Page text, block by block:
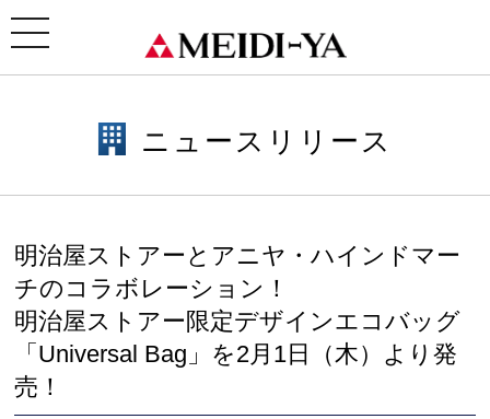
toggle
navigation
屋ストアー限定デザインエコバッグ「Universal Bag」を2月1日（木）より発売！
ニュースリリース
明治屋ストアーとアニヤ・ハインドマー
チのコラボレーション！
明治屋ストアー限定デザインエコバッグ
「Universal Bag」を2月1日（木）より発
売！